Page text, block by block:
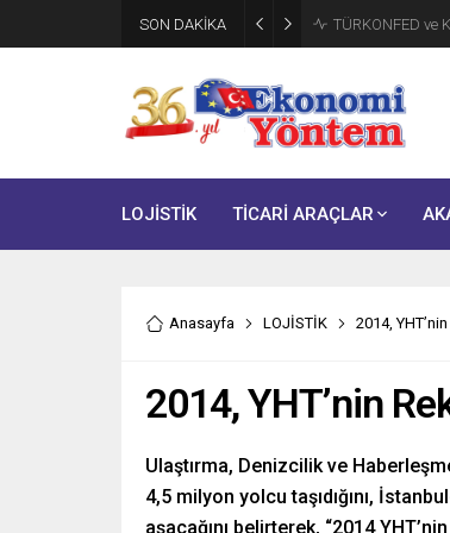
SON DAKİKA TÜRKONFED ve
LOJİSTİK TİCARİ ARAÇLAR
Anasayfa LOJİSTİK 2014,
2014, YHT’nin
Ulaştırma, Denizcilik ve
4,5 milyon yolcu taşıdığını,
aşacağını belirterek, “2014